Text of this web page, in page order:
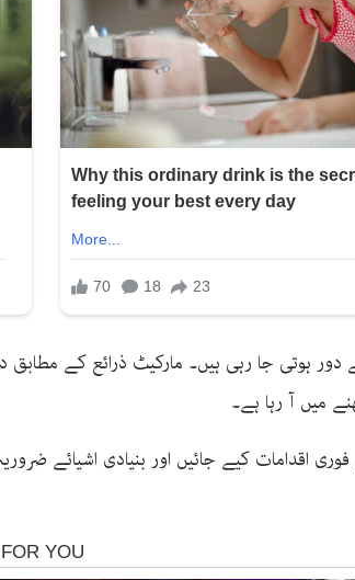
ہوتی جا رہی ہیں۔ مارکیٹ ذرائع کے مطابق
میں آ رہا ہے۔
اقدامات کیے جائیں اور بنیادی اشیائے